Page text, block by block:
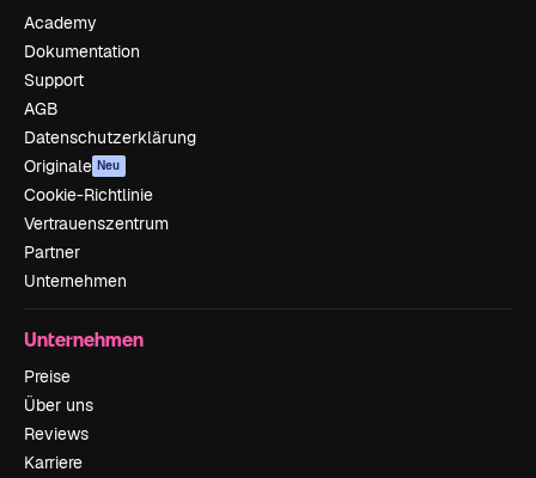
Academy
Dokumentation
Support
AGB
Datenschutzerklärung
Originale Neu
Cookie-Richtlinie
Vertrauenszentrum
Partner
Unternehmen
Unternehmen
Preise
Über uns
Reviews
Karriere